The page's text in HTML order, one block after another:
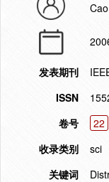
发表期刊
ISSN
卷号
22
收录类别
sci
关键词